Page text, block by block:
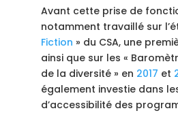
Avant cette prise de
notamment travaillé sur
Fiction » du CSA, une
ainsi que sur les «
de la diversité » en 2017 et
également investie dans
d’accessibilité des